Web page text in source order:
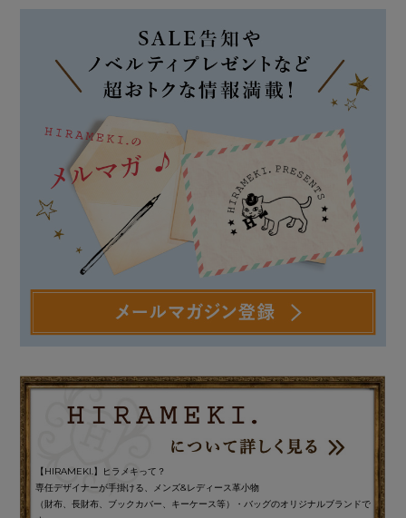
【HIRAMEKI.】ヒラメキって？
専任デザイナーが手掛ける、メンズ&レディース革小物
（財布、長財布、ブックカバー、キーケース等）・バッグのオリジナルブランドで